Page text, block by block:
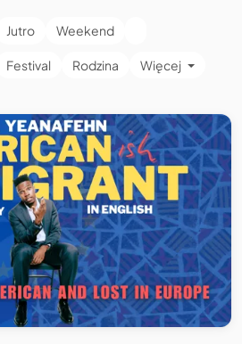
Jutro Weekend
Festival Rodzina Więcej